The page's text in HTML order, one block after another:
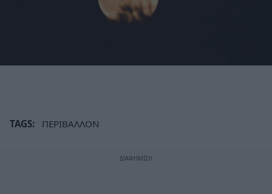
TAGS: ΠΕΡΙΒΑΛΛΟΝ